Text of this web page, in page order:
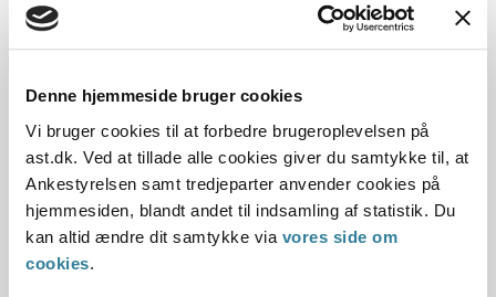
Denne hjemmeside bruger cookies
Vi bruger cookies til at forbedre brugeroplevelsen på
ast.dk. Ved at tillade alle cookies giver du samtykke til, at
Ankestyrelsen samt tredjeparter anvender cookies på
hjemmesiden, blandt andet til indsamling af statistik. Du
kan altid ændre dit samtykke via vores side om
cookies.
og faste udgifter til drift af bil.
tage udgangspunkt i bilens officielle brændstofforbrug,
forholde sig til, om der er konkrete objektive forhold, der
gør, at der skal tages udgangspunkt i det faktiske
brændstofforbrug. Det kan fx være nødvendige ekstra
varmeanlæg som en særlig indretning i bilen.
Værditab på bilen skal ikke indregnes i den løbende